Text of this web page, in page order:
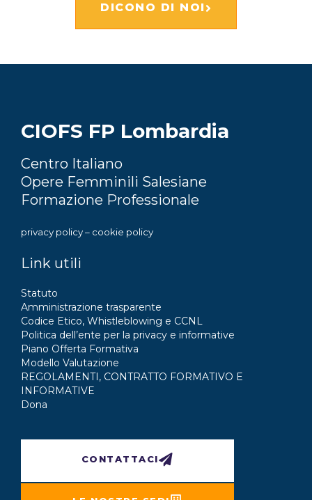
DICONO DI NOI
CIOFS FP Lombardia
Centro Italiano
Opere Femminili Salesiane
Formazione Professionale
privacy policy– cookie policy
Link utili
Statuto
Amministrazione trasparente
Codice Etico, Whistleblowing e CCNL
Politica dell’ente per la privacy e informative
Piano Offerta Formativa
Modello Valutazione
REGOLAMENTI, CONTRATTO FORMATIVO E
INFORMATIVE
Dona
CONTATTACI